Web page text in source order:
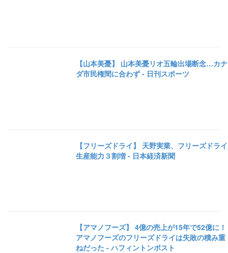
【山本美憂】 山本美憂リオ五輪出場断念…カナ
ダ市民権間に合わず - 日刊スポーツ
【フリーズドライ】 天野実業、フリーズドライ
生産能力３割増 - 日本経済新聞
【アマノフーズ】 4億の売上が15年で52億に！
アマノフーズのフリーズドライは失敗の積み重
ねだった - ハフィントンポスト